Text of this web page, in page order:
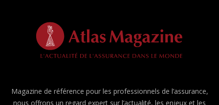
Magazine de référence pour les professionnels de l’assurance,
nous offrons un regard expert sur l’actualité, les enjeux et les